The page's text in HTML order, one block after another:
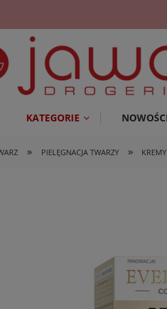
KATEGORIE
» PIELĘGNACJA TWARZY »